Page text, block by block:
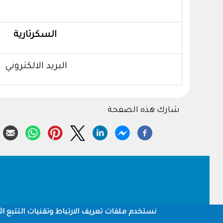
السكرتارية
البريد الالكتروني
شارك هذه الصفحة
نستخدم ملفات تعريف الارتباط وتقنيات التتبع